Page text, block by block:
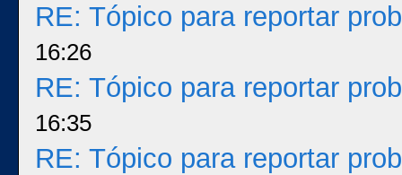
RE: Tópico para reportar
16:26
RE: Tópico para reportar
16:35
RE: Tópico para reportar